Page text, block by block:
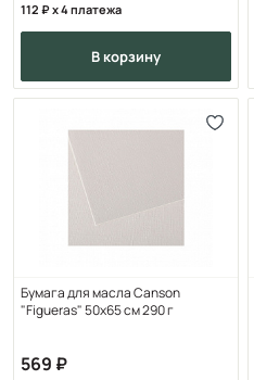
112 x 4 платежа
в корзину
Бумага для масла Canson
"Figueras" 50x65 см 290 г
569